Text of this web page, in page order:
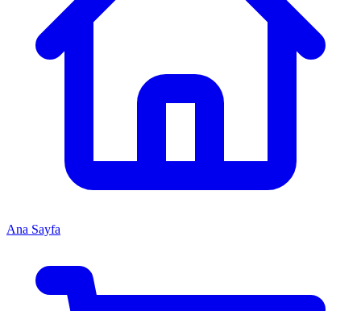
Ana Sayfa